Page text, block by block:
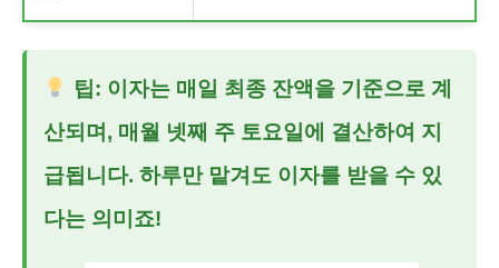
팁: 이자는 매일 최종 잔액을 기준으로 계
산되며, 매월 넷째 주 토요일에 결산하여 지
급됩니다. 하루만 맡겨도 이자를 받을 수 있
다는 의미죠!